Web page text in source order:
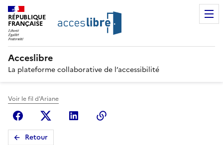
RÉPUBLIQUE
FRANÇAISE
Acceslibre
La plateforme collaborative de l’accessibilité
Voir le fil d'Ariane
FacebookX (anciennement Twitter)
Linkedin
Retour